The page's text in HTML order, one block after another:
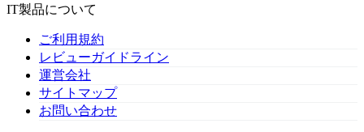
IT製品について
ご利用規約
レビューガイドライン
運営会社
サイトマップ
お問い合わせ